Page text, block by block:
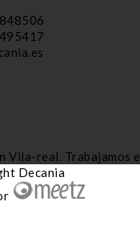
Vila-real. Trabajamos
Decania